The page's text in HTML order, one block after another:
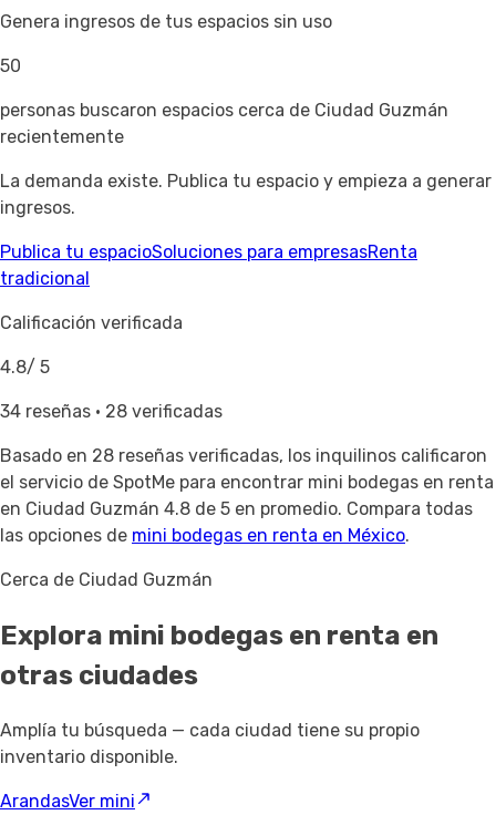
Genera ingresos de tus espacios sin uso
50
personas buscaron espacios cerca de Ciudad Guzmán
recientemente
La demanda existe. Publica tu espacio y empieza a generar
ingresos.
Publica tu espacioSoluciones para empresasRenta
tradicional
Calificación verificada
4.8/ 5
34 reseñas · 28 verificadas
Basado en 28 reseñas verificadas, los inquilinos calificaron
el servicio de SpotMe para encontrar mini bodegas en renta
en Ciudad Guzmán 4.8 de 5 en promedio. Compara todas
las opciones de mini bodegas en renta en México.
Cerca de Ciudad Guzmán
Explora mini bodegas en renta en
otras ciudades
Amplía tu búsqueda — cada ciudad tiene su propio
inventario disponible.
ArandasVer mini